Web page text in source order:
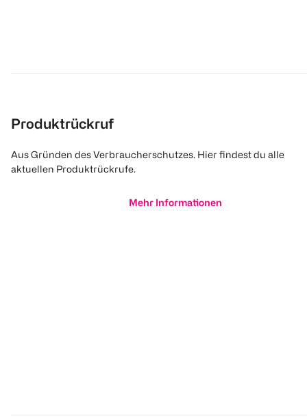
Produktrückruf
Aus Gründen des Verbraucherschutzes. Hier findest du alle
aktuellen Produktrückrufe.
Mehr Informationen